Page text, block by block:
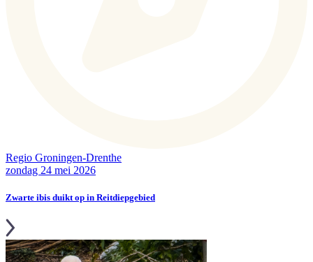
Regio Groningen-Drenthe
zondag 24 mei 2026
Zwarte ibis duikt op in Reitdiepgebied